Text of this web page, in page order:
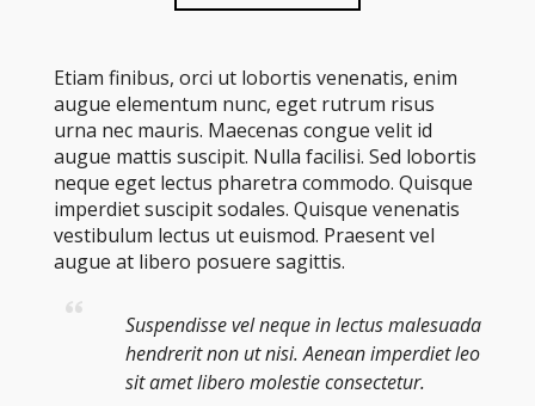
Etiam finibus, orci ut lobortis venenatis, enim
augue elementum nunc, eget rutrum risus
urna nec mauris. Maecenas congue velit id
augue mattis suscipit. Nulla facilisi. Sed lobortis
neque eget lectus pharetra commodo. Quisque
imperdiet suscipit sodales. Quisque venenatis
vestibulum lectus ut euismod. Praesent vel
augue at libero posuere sagittis.
Suspendisse vel neque in lectus malesuada
hendrerit non ut nisi. Aenean imperdiet leo
sit amet libero molestie consectetur.